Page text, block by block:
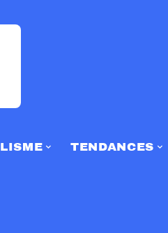
TENDANCES